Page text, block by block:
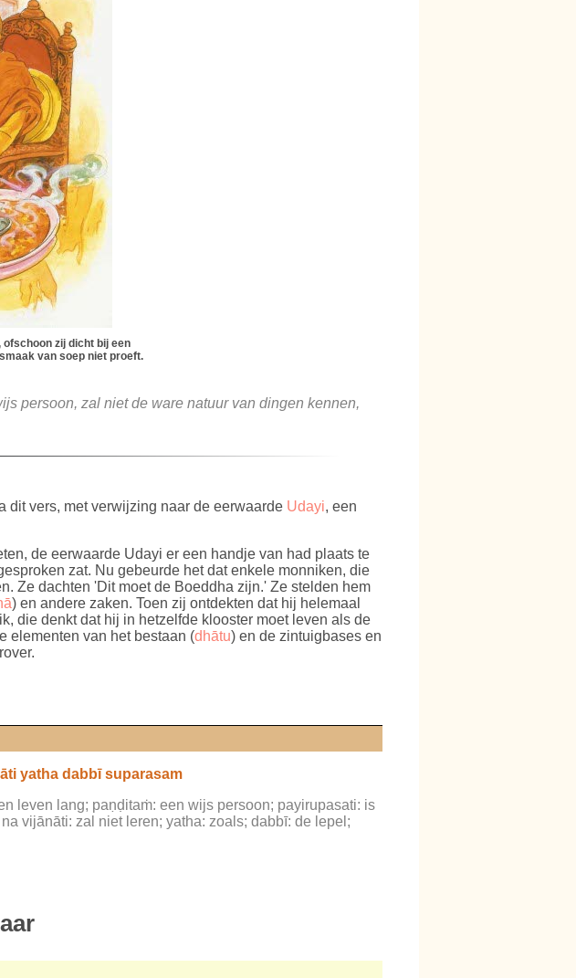
ofschoon zij dicht bij een
van soep niet proeft.
persoon, zal niet de ware natuur van dingen kennen,
dit vers, met verwijzing naar de eerwaarde Udayi, een
de eerwaarde Udayi er een handje van had plaats te
zat. Nu gebeurde het dat enkele monniken, die
Ze dachten 'Dit moet de Boeddha zijn.' Ze stelden hem
) en andere zaken. Toen zij ontdekten dat hij helemaal
die denkt dat hij in hetzelfde klooster moet leven als de
elementen van het bestaan (dhātu) en de zintuigbases en
yatha dabbī suparasam
leven lang; paṇḍitaṁ: een wijs persoon; payirupasati: is
vijānāti: zal niet leren; yatha: zoals; dabbī: de lepel;